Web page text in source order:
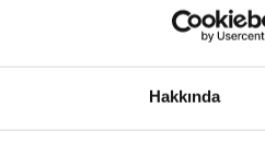
Hakkında